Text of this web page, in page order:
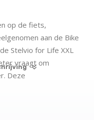
op de fiets,
aan de Bike
Stelvio for Life XXL
vraagt om
Deze